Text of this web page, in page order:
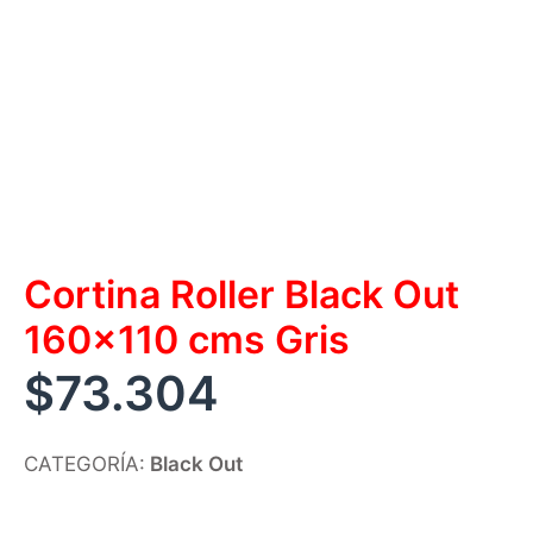
Cortina Roller Black Out
160×110 cms Gris
$73.304
CATEGORÍA: Black Out